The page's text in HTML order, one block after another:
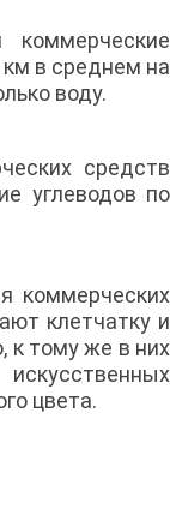
в среднем на
воду.
средств
углеводов по
коммерческих
клетчатку и
к тому же в них
цвета.